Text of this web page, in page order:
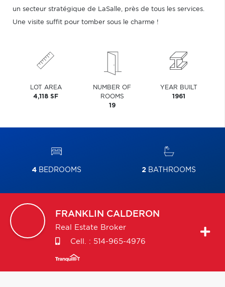
un secteur stratégique de LaSalle, près de tous les services.
Une visite suffit pour tomber sous le charme !
LOT AREA
4,118 SF
NUMBER OF
ROOMS
19
YEAR BUILT
1961
4BEDROOMS 2 BATHROOMS
FRANKLIN CALDERON
Real Estate Broker
Cell. : 514-965-4976